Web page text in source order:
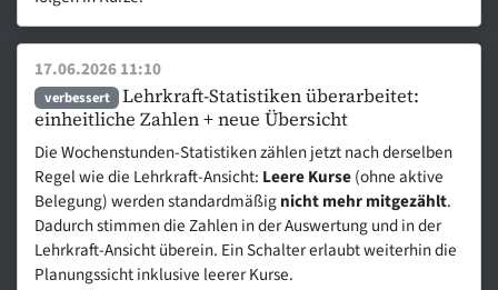
17.06.2026 11:10
verbessert
Lehrkraft-Statistiken überarbeitet:
einheitliche Zahlen + neue Übersicht
Die Wochenstunden-Statistiken zählen jetzt nach derselben
Regel wie die Lehrkraft-Ansicht: Leere Kurse(ohne aktive
Belegung) werden standardmäßignicht mehr mitgezählt.
Dadurch stimmen die Zahlen in der Auswertung und in der
Lehrkraft-Ansicht überein. Ein Schalter erlaubt weiterhin die
Planungssicht inklusive leerer Kurse.